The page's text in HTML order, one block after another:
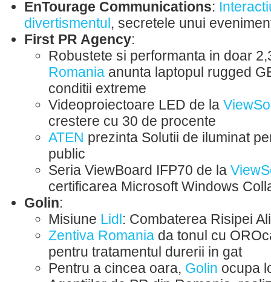
EnTourage Communications:
divertismentul, secretele unui
First PR Agency:
Robustete si performanta in doar
Romania anunta laptopul rugged
conditii extreme
Videoproiectoare LED de la
crestere cu 30 de procente
ATEN prezinta Solutii de iluminat
public
Seria ViewBoard IFP70 de la
certificarea Microsoft Windows
Golin:
Misiune Lidl: Combaterea Risipei
Zentiva Romania da tonul cu
pentru tratamentul durerii in gat
Pentru a cincea oara, Golin ocupa